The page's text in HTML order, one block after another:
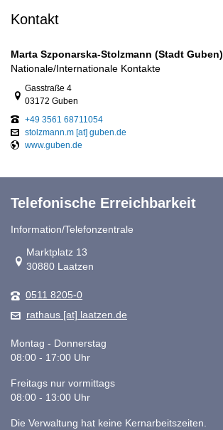
Kontakt
Marta Szponarska-Stolzmann (Stadt Guben)
Nationale/Internationale Kontakte
Link zur Google-Maps Navigation
Gasstraße 4
03172 Guben
+49 3561 68711054
stolzmann.m [at] guben.de
www.guben.de
Telefonische Erreichbarkeit
Information/Telefonzentrale
Link zur Google-Maps Navigation
Marktplatz 13
30880 Laatzen
0511 8205-0
rathaus [at] laatzen.de
Montag - Donnerstag
08:00 - 17:00 Uhr
Freitags nur vormittags
08:00 - 13:00 Uhr
Die Verwaltung hat keine Kernarbeitszeiten.